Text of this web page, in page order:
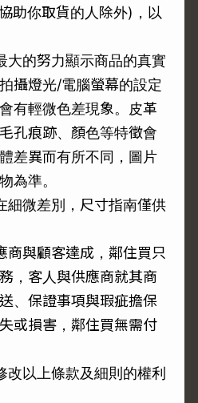
助你取貨的人除外)，以
大的努力顯示商品的真實
攝燈光/電腦螢幕的設定
有輕微色差現象。皮革
孔痕跡、顏色等特徵會
差異而有所不同，圖片
為準。
細微差別，尺寸指南僅供
商與顧客達成，鄰住買只
，客人與供應商就其商
、保證事項與瑕疵擔保
或損害，鄰住買無需付
改以上條款及細則的權利